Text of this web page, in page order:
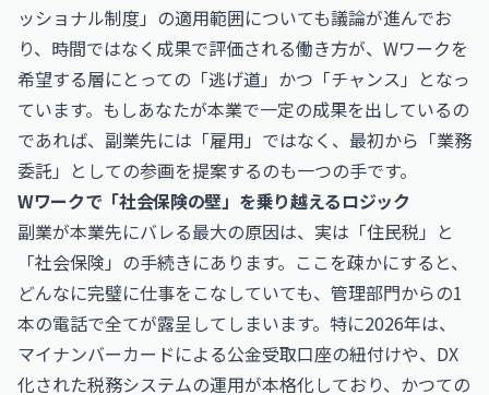
ッショナル制度」の適用範囲についても議論が進んでお
り、時間ではなく成果で評価される働き方が、Wワークを
希望する層にとっての「逃げ道」かつ「チャンス」となっ
ています。もしあなたが本業で一定の成果を出しているの
であれば、副業先には「雇用」ではなく、最初から「業務
委託」としての参画を提案するのも一つの手です。
Wワークで「社会保険の壁」を乗り越えるロジック
副業が本業先にバレる最大の原因は、実は「住民税」と
「社会保険」の手続きにあります。ここを疎かにすると、
どんなに完璧に仕事をこなしていても、管理部門からの1
本の電話で全てが露呈してしまいます。特に2026年は、
マイナンバーカードによる公金受取口座の紐付けや、DX
化された税務システムの運用が本格化しており、かつての